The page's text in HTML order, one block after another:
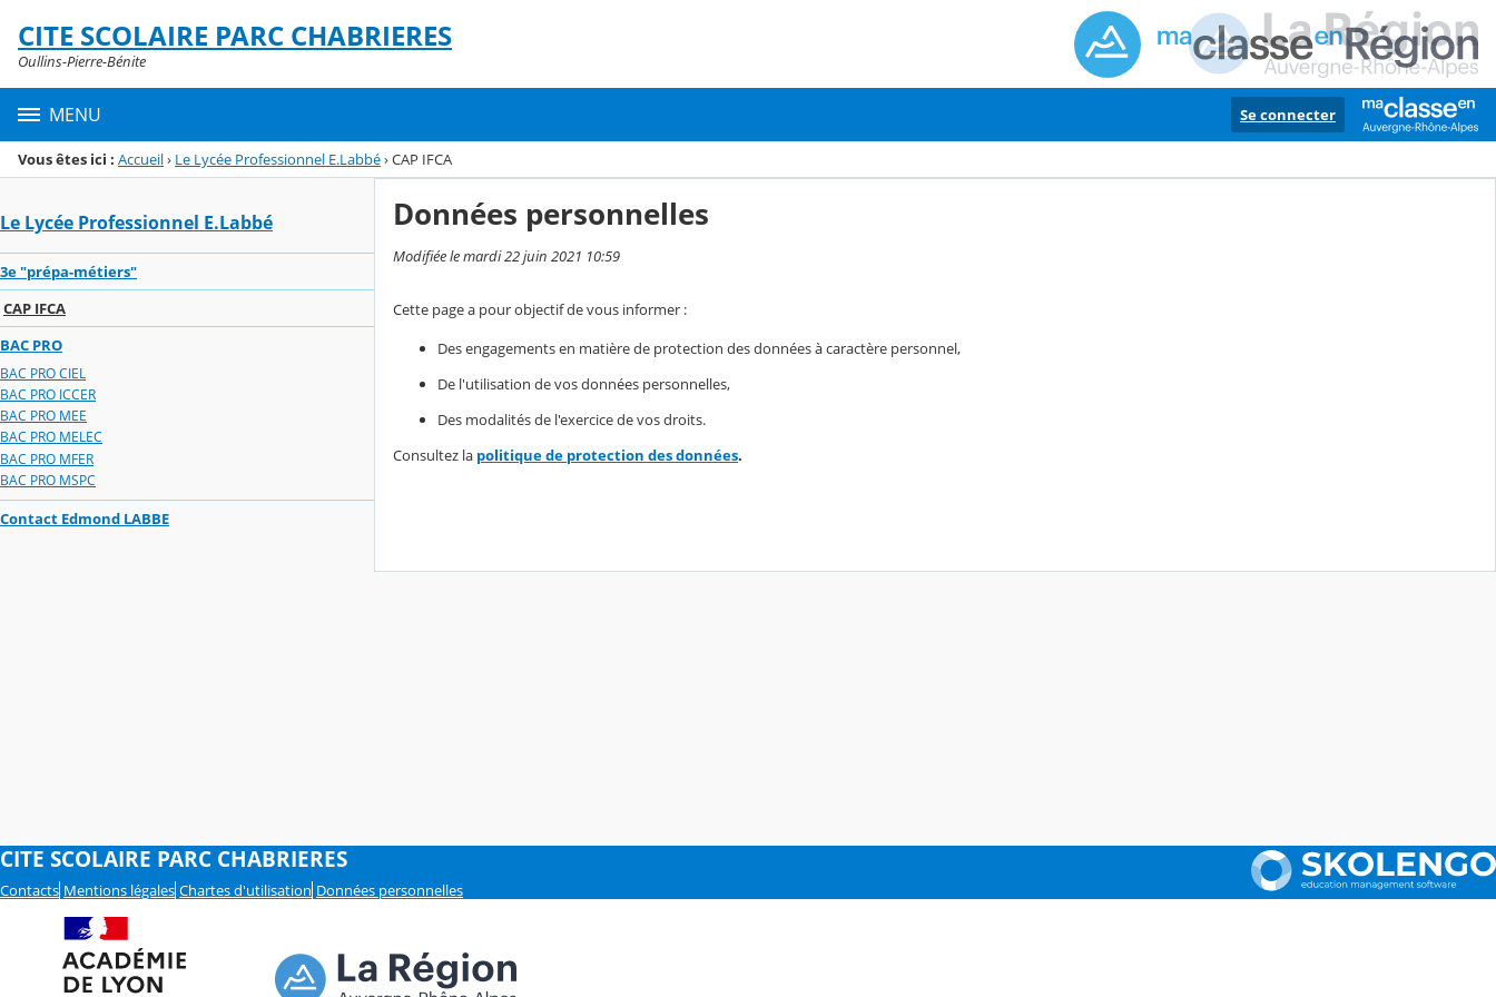
Menu de la rubrique
Contenu
CITE SCOLAIRE PARC CHABRIERES
Oullins-Pierre-Bénite
MENU Se connecter
Vous êtes ici : Accueil› Le Lycée Professionnel E.Labbé›CAP IFCA
Le Lycée Professionnel E.Labbé
3e "prépa-métiers"
CAP IFCA
BAC PRO
BAC PRO CIEL
BAC PRO ICCER
BAC PRO MEE
BAC PRO MELEC
BAC PRO MFER
BAC PRO MSPC
Contact Edmond LABBE
Données personnelles
Modifiée le mardi 22 juin 2021 10:59
Cette page a pour objectif de vous informer :
Des engagements en matière de protection des données à caractère personnel,
De l'utilisation de vos données personnelles,
Des modalités de l'exercice de vos droits.
Consultez la politique de protection des données.
CITE SCOLAIRE PARC CHABRIERES
Contacts Mentions légales Chartes d'utilisation Données personnelles